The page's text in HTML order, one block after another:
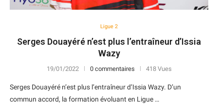
Ligue 2
Serges Douayéré n’est plus l’entraîneur d’Issia
Wazy
19/01/2022 0 commentaires 418 Vues
Serges Douayéré n’est plus l’entraîneur d’Issia Wazy. D’un
commun accord, la formation évoluant en Ligue …